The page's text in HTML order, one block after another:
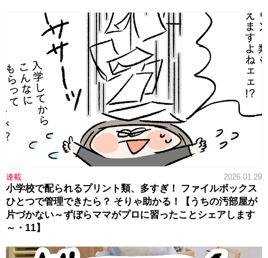
連載 2026.01.29
小学校で配られるプリント類、多すぎ！ ファイルボックス
ひとつで管理できたら？ そりゃ助かる！【うちの汚部屋が
片づかない～ずぼらママがプロに習ったことシェアします
～・11】